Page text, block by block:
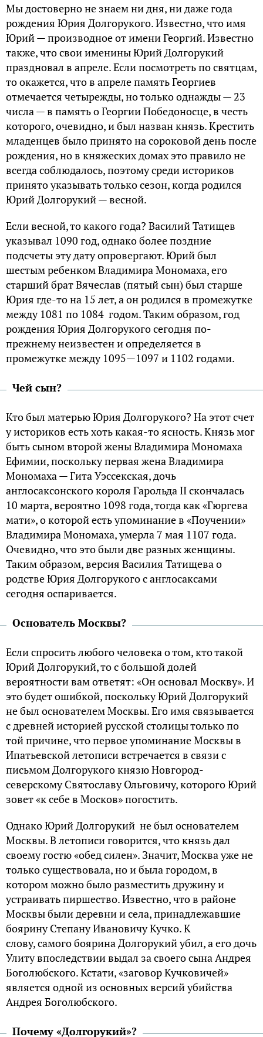
Мы достоверно не знаем ни дня, ни даже года
рождения Юрия Долгорукого. Известно, что имя
Юрий — производное от имени Георгий. Известно
также, что свои именины Юрий Долгорукий
праздновал в апреле. Если посмотреть по святцам,
то окажется, что в апреле память Георгиев
отмечается четырежды, но только однажды — 23
числа — в память о Георгии Победоносце, в честь
которого, очевидно, и был назван князь. Крестить
младенцев было принято на сороковой день после
рождения, но в княжеских домах это правило не
всегда соблюдалось, поэтому среди историков
принято указывать только сезон, когда родился
Юрий Долгорукий — весной.
Если весной, то какого года? Василий Татищев
указывал 1090 год, однако более поздние
подсчеты эту дату опровергают. Юрий был
шестым ребенком Владимира Мономаха, его
старший брат Вячеслав (пятый сын) был старше
Юрия где-то на 15 лет, а он родился в промежутке
между 1081 по 1084 годом. Таким образом, год
рождения Юрия Долгорукого сегодня по-
прежнему неизвестен и определяется в
промежутке между 1095—1097 и 1102 годами.
Чей сын?
Кто был матерью Юрия Долгорукого? На этот счет
у историков есть хоть какая-то ясность. Князь мог
быть сыном второй жены Владимира Мономаха
Ефимии, поскольку первая жена Владимира
Мономаха — Гита Уэссекская, дочь
англосаксонского короля Гарольда II скончалась
10 марта, вероятно 1098 года, тогда как «Гюргева
мати», о которой есть упоминание в «Поучении»
Владимира Мономаха, умерла 7 мая 1107 года.
Очевидно, что это были две разных женщины.
Таким образом, версия Василия Татищева о
родстве Юрия Долгорукого с англосаксами
сегодня оспаривается.
Основатель Москвы?
Если спросить любого человека о том, кто такой
Юрий Долгорукий, то с большой долей
вероятности вам ответят: «Он основал Москву». И
это будет ошибкой, поскольку Юрий Долгорукий
не был основателем Москвы. Его имя связывается
с древней историей русской столицы только по
той причине, что первое упоминание Москвы в
Ипатьевской летописи встречается в связи с
письмом Долгорукого князю Новгород-
северскому Святославу Ольговичу, которого Юрий
зовет «к себе в Москов» погостить.
Однако Юрий Долгорукий не был основателем
Москвы. В летописи говорится, что князь дал
своему гостю «обед силен». Значит, Москва уже не
только существовала, но и была городом, в
котором можно было разместить дружину и
устраивать пиршество. Известно, что в районе
Москвы были деревни и села, принадлежавшие
боярину Степану Ивановичу Кучко. К
слову, самого боярина Долгорукий убил, а его дочь
Улиту впоследствии выдал за своего сына Андрея
Боголюбского. Кстати, «заговор Кучковичей»
является одной из основных версий убийства
Андрея Боголюбского.
Почему «Долгорукий»?